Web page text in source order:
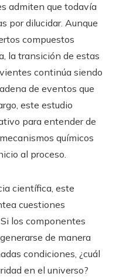
admiten que todavía
por dilucidar. Aunque
compuestos
la transición de estas
continúa siendo
de eventos que
este estudio
para entender de
químicos
al proceso.
científica, este
cuestiones
los componentes
de manera
condiciones, ¿cuál
en el universo?